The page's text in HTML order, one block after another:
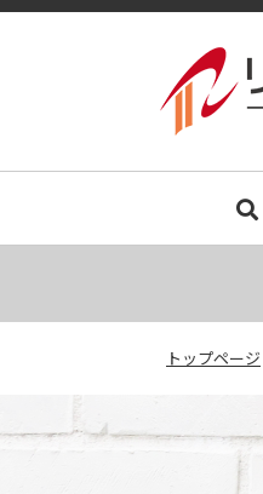
トップページ